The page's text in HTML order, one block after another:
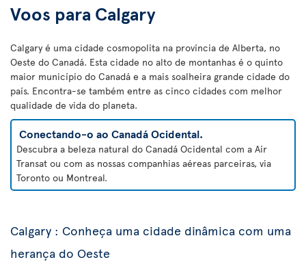
Voos para Calgary
Calgary é uma cidade cosmopolita na província de Alberta, no
Oeste do Canadá. Esta cidade no alto de montanhas é o quinto
maior município do Canadá e a mais soalheira grande cidade do
país. Encontra-se também entre as cinco cidades com melhor
qualidade de vida do planeta.
Conectando-o ao Canadá Ocidental.
Descubra a beleza natural do Canadá Ocidental com a Air
Transat ou com as nossas companhias aéreas parceiras, via
Toronto ou Montreal.
Calgary : Conheça uma cidade dinâmica com uma
herança do Oeste